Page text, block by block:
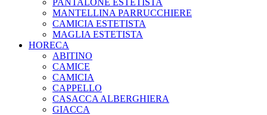
PANTALONE ESTETISTA
MANTELLINA PARRUCCHIERE
CAMICIA ESTETISTA
MAGLIA ESTETISTA
HORECA
ABITINO
CAMICE
CAMICIA
CAPPELLO
CASACCA ALBERGHIERA
GIACCA